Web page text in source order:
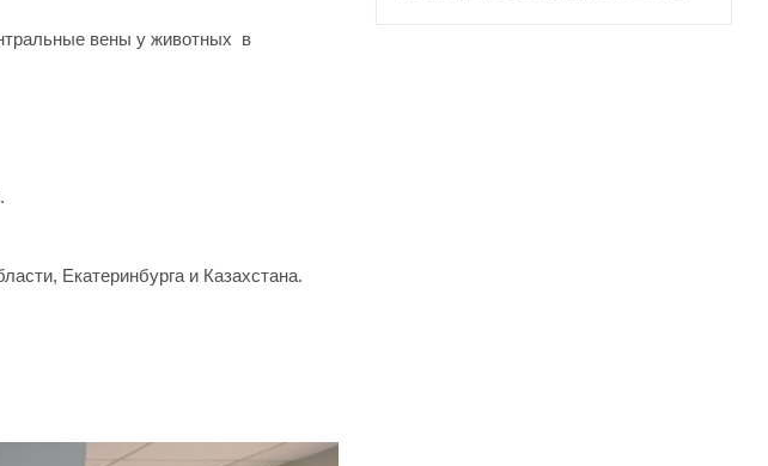
вены у животных в
Екатеринбурга и Казахстана.